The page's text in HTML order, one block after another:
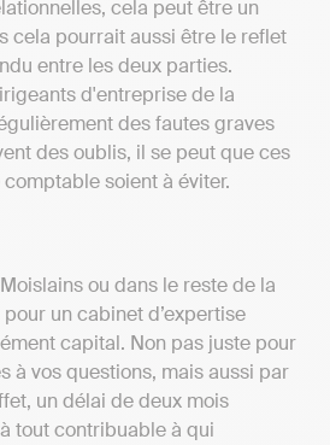
cela peut être un
cela pourrait aussi être le reflet
entre les deux parties.
d'entreprise de la
des fautes graves
des oublis, il se peut que ces
soient à éviter.
ou dans le reste de la
un cabinet d’expertise
capital. Non pas juste pour
à vos questions, mais aussi par
un délai de deux mois
tout contribuable à qui